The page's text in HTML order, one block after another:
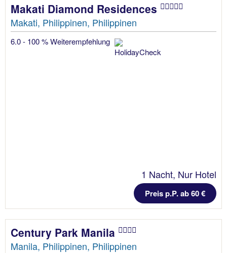
Makati Diamond Residences
Makati, Philippinen, Philippinen
6.0 - 100 % Weiterempfehlung
1 Nacht, Nur Hotel
Preis p.P. ab 60 €
Century Park Manila
Manila, Philippinen, Philippinen